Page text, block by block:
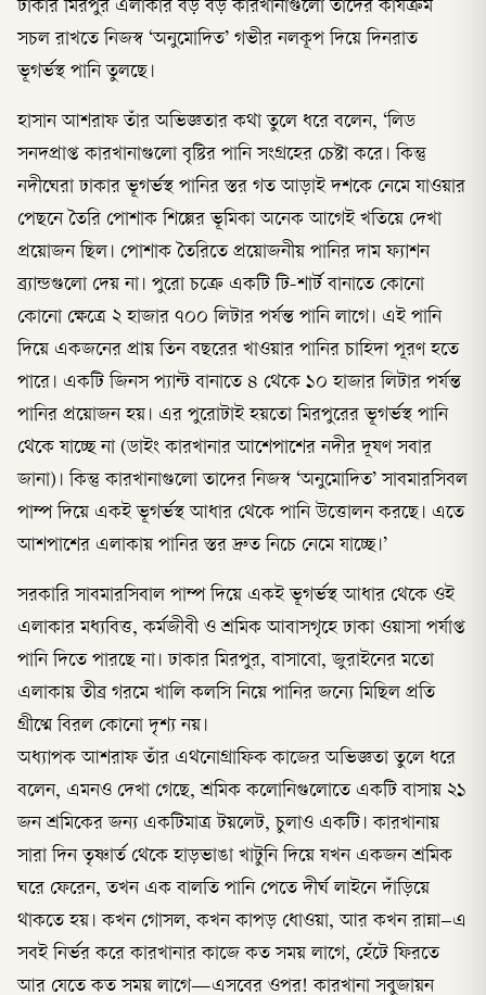
ঢাকার মিরপুর এলাকার বড় বড় কারখানাগুলো তাদের কার্যক্রম
সচল রাখতে নিজস্ব ‘অনুমোদিত’ গভীর নলকূপ দিয়ে দিনরাত
ভূগর্ভস্থ পানি তুলছে।
হাসান আশরাফ তাঁর অভিজ্ঞতার কথা তুলে ধরে বলেন, ‘লিড
সনদপ্রাপ্ত কারখানাগুলো বৃষ্টির পানি সংগ্রহের চেষ্টা করে। কিন্তু
নদীঘেরা ঢাকার ভূগর্ভস্থ পানির স্তর গত আড়াই দশকে নেমে যাওয়ার
পেছনে তৈরি পোশাক শিল্পের ভূমিকা অনেক আগেই খতিয়ে দেখা
প্রয়োজন ছিল। পোশাক তৈরিতে প্রয়োজনীয় পানির দাম ফ্যাশন
ব্র্যান্ডগুলো দেয় না। পুরো চক্রে একটি টি-শার্ট বানাতে কোনো
কোনো ক্ষেত্রে ২ হাজার ৭০০ লিটার পর্যন্ত পানি লাগে। এই পানি
দিয়ে একজনের প্রায় তিন বছরের খাওয়ার পানির চাহিদা পূরণ হতে
পারে। একটি জিনস প্যান্ট বানাতে ৪ থেকে ১০ হাজার লিটার পর্যন্ত
পানির প্রয়োজন হয়। এর পুরোটাই হয়তো মিরপুরের ভূগর্ভস্থ পানি
থেকে যাচ্ছে না (ডাইং কারখানার আশেপাশের নদীর দূষণ সবার
জানা)। কিন্তু কারখানাগুলো তাদের নিজস্ব ‘অনুমোদিত’ সাবমারসিবল
পাম্প দিয়ে একই ভূগর্ভস্থ আধার থেকে পানি উত্তোলন করছে। এতে
আশপাশের এলাকায় পানির স্তর দ্রুত নিচে নেমে যাচ্ছে।’
সরকারি সাবমারসিবাল পাম্প দিয়ে একই ভূগর্ভস্থ আধার থেকে ওই
এলাকার মধ্যবিত্ত, কর্মজীবী ও শ্রমিক আবাসগৃহে ঢাকা ওয়াসা পর্যাপ্ত
পানি দিতে পারছে না। ঢাকার মিরপুর, বাসাবো, জুরাইনের মতো
এলাকায় তীব্র গরমে খালি কলসি নিয়ে পানির জন্যে মিছিল প্রতি
গ্রীষ্মে বিরল কোনো দৃশ্য নয়।
অধ্যাপক আশরাফ তাঁর এথনোগ্রাফিক কাজের অভিজ্ঞতা তুলে ধরে
বলেন, এমনও দেখা গেছে, শ্রমিক কলোনিগুলোতে একটি বাসায় ২১
জন শ্রমিকের জন্য একটিমাত্র টয়লেট, চুলাও একটি। কারখানায়
সারা দিন তৃষ্ণার্ত থেকে হাড়ভাঙা খাটুনি দিয়ে যখন একজন শ্রমিক
ঘরে ফেরেন, তখন এক বালতি পানি পেতে দীর্ঘ লাইনে দাঁড়িয়ে
থাকতে হয়। কখন গোসল, কখন কাপড় ধোওয়া, আর কখন রান্না–এ
সবই নির্ভর করে কারখানার কাজে কত সময় লাগে, হেঁটে ফিরতে
আর যেতে কত সময় লাগে—এসবের ওপর! কারখানা সবুজায়ন